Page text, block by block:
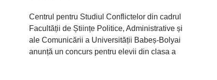
Centrul pentru Studiul Conflictelor din cadrul
Facultății de Științe Politice, Administrative și
ale Comunicării a Universității Babeș-Bolyai
anunță un concurs pentru elevii din clasa a